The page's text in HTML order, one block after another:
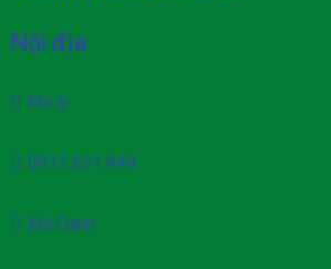
Nội địa
Ms.ly
0911 631 949
Ms.Oanh